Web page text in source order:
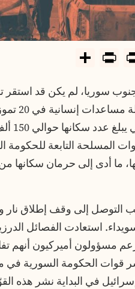
Print
PrintFriendly
سوريا، لم يكن قد استقر
على الرغم
المسلحة التابعة
ما أدى إلى حرمان سكانها
التوصل إلى وقف إطلاق نار
استعادت الفصائل
مسؤولون أميركيون أنهم
قوات الحكومة السورية في
في البداية نشر هذه